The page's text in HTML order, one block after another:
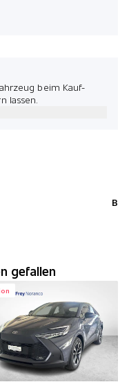
beim Kauf-
lassen.
B
gefallen